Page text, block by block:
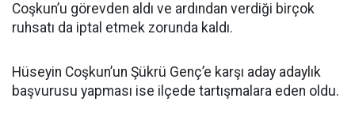
Coşkun’u görevden aldı ve ardından verdiği birçok
ruhsatı da iptal etmek zorunda kaldı.
Hüseyin Coşkun’un Şükrü Genç’e karşı aday adaylık
başvurusu yapması ise ilçede tartışmalara eden oldu.